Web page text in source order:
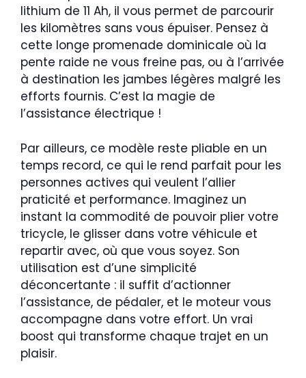
lithium de 11 Ah, il vous permet de parcourir
les kilomètres sans vous épuiser. Pensez à
cette longe promenade dominicale où la
pente raide ne vous freine pas, ou à l’arrivée
à destination les jambes légères malgré les
efforts fournis. C’est la magie de
l’assistance électrique !
Par ailleurs, ce modèle reste pliable en un
temps record, ce qui le rend parfait pour les
personnes actives qui veulent l’allier
praticité et performance. Imaginez un
instant la commodité de pouvoir plier votre
tricycle, le glisser dans votre véhicule et
repartir avec, où que vous soyez. Son
utilisation est d’une simplicité
déconcertante : il suffit d’actionner
l’assistance, de pédaler, et le moteur vous
accompagne dans votre effort. Un vrai
boost qui transforme chaque trajet en un
plaisir.